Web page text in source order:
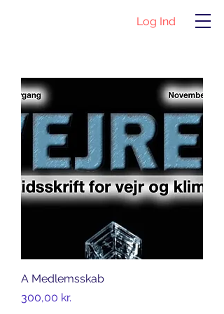
Log Ind
A Medlemsskab
Pris
300,00 kr.